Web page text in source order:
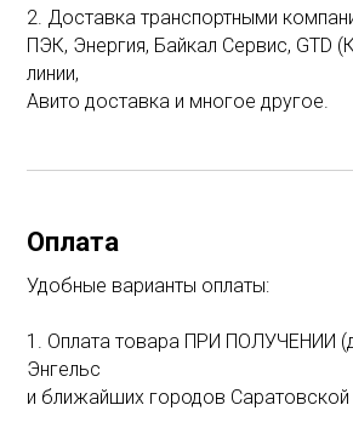
2. Доставка транспортными
ПЭК, Энергия, Байкал Сервис, GTD
линии,
Авито доставка и многое другое.
Оплата
Удобные варианты оплаты:
1. Оплата товара ПРИ ПОЛУЧЕНИИ
Энгельс
и ближайших городов Саратовской